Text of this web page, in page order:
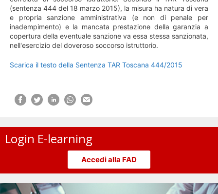
(sentenza 444 del 18 marzo 2015), la misura ha natura di vera
e propria sanzione amministrativa (e non di penale per
inadempimento) e la mancata prestazione della garanzia a
copertura della eventuale sanzione va essa stessa sanzionata,
nell'esercizio del doveroso soccorso istruttorio.
Scarica il testo della Sentenza TAR Toscana 444/2015
Login E-learning
Accedi alla FAD